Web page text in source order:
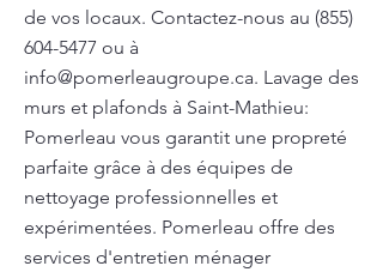
de vos locaux. Contactez-nous au (855)
604-5477 ou à
info@pomerleaugroupe.ca. Lavage des
murs et plafonds à Saint-Mathieu:
Pomerleau vous garantit une propreté
parfaite grâce à des équipes de
nettoyage professionnelles et
expérimentées. Pomerleau offre des
services d'entretien ménager